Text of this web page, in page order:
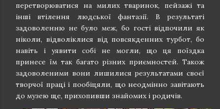
перетворюватися на милих тваринок, пейзажі та
інші втілення людської фантазії. В результаті
задоволенню не було меж, бо гості відпочили як
ніколи, відволіклися від повсякденних турбот, бо
навіть і уявити собі не могли, що ця поїздка
принесе їм так багато різних приємностей. Також
задоволеними вони лишилися результатами своєї
творчої праці і пообіцяли, що неодмінно завітають
до музею ще, прихопивши знайомих і родичів.